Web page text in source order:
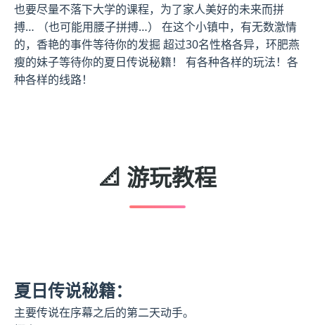
也要尽量不落下大学的课程，为了家人美好的未来而拼
搏… （也可能用腰子拼搏…） 在这个小镇中，有无数激情
的，香艳的事件等待你的发掘 超过30名性格各异，环肥燕
瘦的妹子等待你的夏日传说秘籍！ 有各种各样的玩法！各
种各样的线路！
📐 游玩教程
夏日传说秘籍：
主要传说在序幕之后的第二天动手。